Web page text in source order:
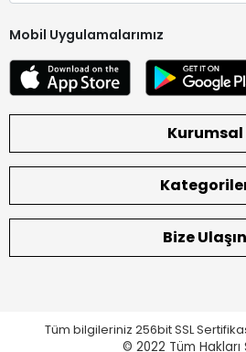
Mobil Uygulamalarımız
Kurumsal
Bize Ulaşın
Tüm bilgileriniz 256bit SSL
© 2022 Tüm Hakları